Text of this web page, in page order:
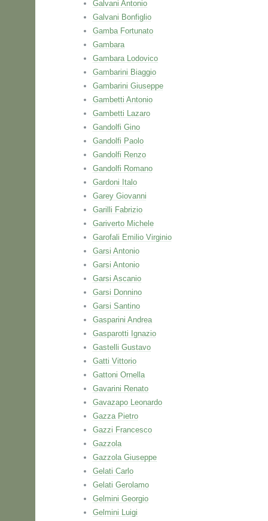
Galvani Antonio
Galvani Bonfiglio
Gamba Fortunato
Gambara
Gambara Lodovico
Gambarini Biaggio
Gambarini Giuseppe
Gambetti Antonio
Gambetti Lazaro
Gandolfi Gino
Gandolfi Paolo
Gandolfi Renzo
Gandolfi Romano
Gardoni Italo
Garey Giovanni
Garilli Fabrizio
Gariverto Michele
Garofali Emilio Virginio
Garsi Antonio
Garsi Antonio
Garsi Ascanio
Garsi Donnino
Garsi Santino
Gasparini Andrea
Gasparotti Ignazio
Gastelli Gustavo
Gatti Vittorio
Gattoni Ornella
Gavarini Renato
Gavazapo Leonardo
Gazza Pietro
Gazzi Francesco
Gazzola
Gazzola Giuseppe
Gelati Carlo
Gelati Gerolamo
Gelmini Georgio
Gelmini Luigi